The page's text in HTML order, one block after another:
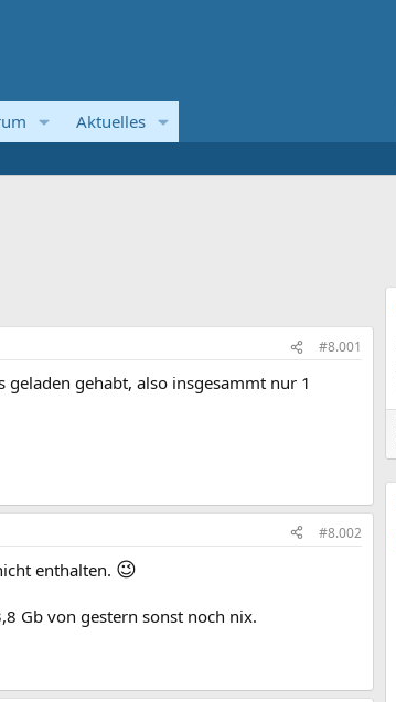
Aktuelles
#8.001
gehabt, also insgesammt nur 1
#8.002
enthalten. 😉
Gb von gestern sonst noch nix.